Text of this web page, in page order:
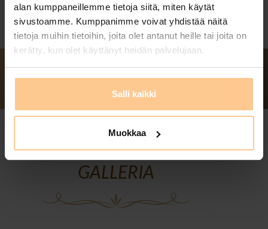
alan kumppaneillemme tietoja siitä, miten käytät
sivustoamme. Kumppanimme voivat yhdistää näitä
tietoja muihin tietoihin, joita olet antanut heille tai joita on
kerätty, kun olet käyttänyt heidän palvelujaan.
Salli kaikki
Muokkaa
GALLERIA